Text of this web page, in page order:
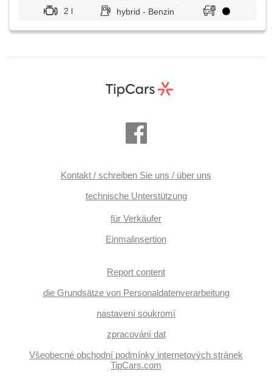
2 l
hybrid - Benzin
Kontakt / schreiben Sie uns / über uns
technische Unterstützung
für Verkäufer
Einmalinsertion
Report content
die Grundsätze von Personaldatenverarbeitung
nastavení soukromí
zpracování dat
Všeobecné obchodní podmínky internetových stránek
TipCars.com